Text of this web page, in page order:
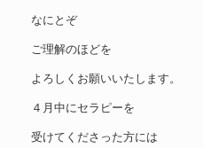
なにとぞ
ご理解のほどを
よろしくお願いいたします。
４月中にセラピーを
受けてくださった方には